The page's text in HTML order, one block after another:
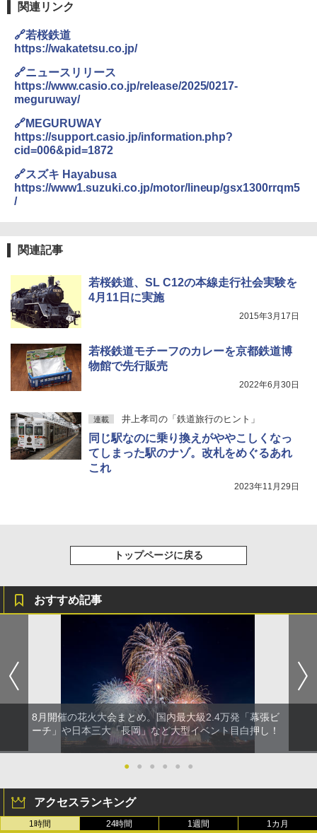
A09 地球の歩き方 イタリア 2026～2027 地
球の歩き方A ヨーロッパ
￥2,479
A26 地球の歩き方 チェコ ポーランド スロヴ
ァキア 2026～2027 地球の歩き方A ヨーロッ
￥2,277
500002(88859)
￥5,999
ーティング フルクローズ メッシュ 3-4人用
簡単設置 ポップアップテント エクルベージ
ュ(BC仕様) PATC-150B(EB)
￥9,990
￥-
ポインターライト 強力 小型 緑色/赤色/青紫色
USB充電式 高精度 超長距離照射 長時間使用
￥1,180
熊撃退スプレー 熊よけスプレー 熊スプレー
￥3,680
関連リンク
🔗若桜鉄道
https://wakatetsu.co.jp/
🔗ニュースリリース
https://www.casio.co.jp/release/2025/0217-
meguruway/
🔗MEGURUWAY
https://support.casio.jp/information.php?
cid=006&pid=1872
🔗スズキ Hayabusa
https://www1.suzuki.co.jp/motor/lineup/gsx1300rrqm5
/
関連記事
若桜鉄道、SL C12の本線走行社会実験を
4月11日に実施
2015年3月17日
若桜鉄道モチーフのカレーを京都鉄道博
物館で先行販売
2022年6月30日
連載 井上孝司の「鉄道旅行のヒント」
同じ駅なのに乗り換えがややこしくなっ
てしまった駅のナゾ。改札をめぐるあれ
これ
2023年11月29日
トップページに戻る
おすすめ記事
8月開催の花火大会まとめ。国内最大級2.4万発「幕張ビ
ーチ」や日本三大「長岡」など大型イベント目白押し！
● ● ● ● ● ●
アクセスランキング
1時間 24時間 1週間 1カ月